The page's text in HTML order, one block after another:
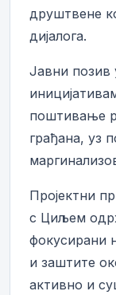
друштвене
дијалога.
Јавни позив
поштивање
грађана, уз
Пројектни
с Циљем
фокусирани
и заштите
активно и